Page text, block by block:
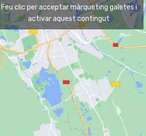
Feu clic per acceptar màrqueting galetes i
activar aquest contingut